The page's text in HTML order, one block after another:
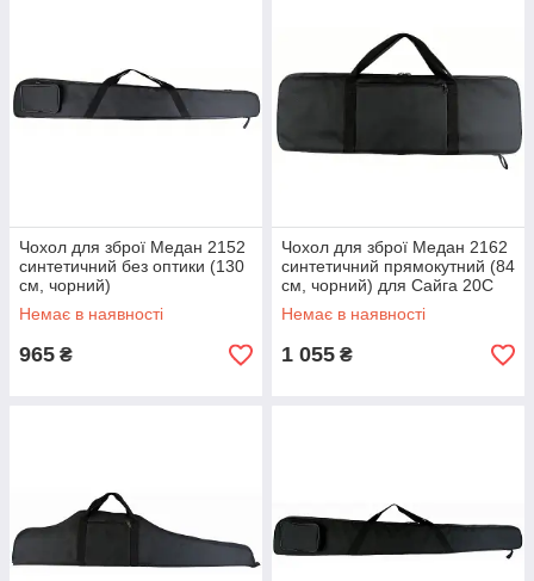
Чохол для зброї Медан 2152
синтетичний без оптики (130
см, чорний)
Немає в наявності
965 ₴
Чохол для зброї Медан 2162
синтетичний прямокутний (84
см, чорний) для Сайга 20С
Немає в наявності
1 055 ₴